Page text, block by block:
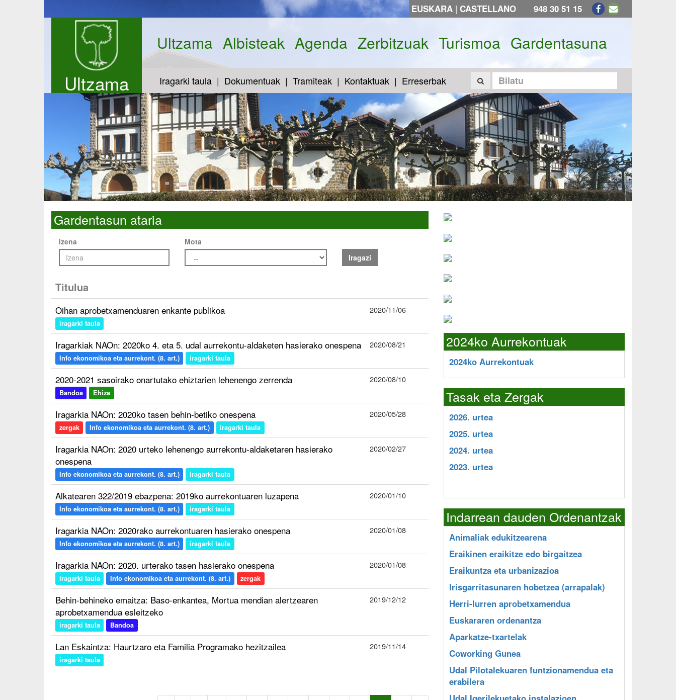
EUSKARA | CASTELLANO 948 30 51 15
Ultzama
Ultzama Albisteak Agenda Zerbitzuak Turismoa Gardentasuna
Iragarki taula Dokumentuak Tramiteak Kontaktuak Erreserbak
Gardentasun ataria
Izena
Mota
Iragazi
Titulua
Oihan aprobetxamenduaren enkante publikoa
iragarki taula
2020/11/06
Iragarkiak NAOn: 2020ko 4. eta 5. udal aurrekontu-aldaketen hasierako onespena
Info ekonomikoa eta aurrekont. (8. art.) iragarki taula
2020/08/21
2020-2021 sasoirako onartutako ehiztarien lehenengo zerrenda
Bandoa Ehiza
2020/08/10
Iragarkia NAOn: 2020ko tasen behin-betiko onespena
zergak Info ekonomikoa eta aurrekont. (8. art.) iragarki taula
2020/05/28
Iragarkia NAOn: 2020 urteko lehenengo aurrekontu-aldaketaren hasierako
onespena
Info ekonomikoa eta aurrekont. (8. art.) iragarki taula
2020/02/27
Alkatearen 322/2019 ebazpena: 2019ko aurrekontuaren luzapena
Info ekonomikoa eta aurrekont. (8. art.) iragarki taula
2020/01/10
Iragarkia NAOn: 2020rako aurrekontuaren hasierako onespena
Info ekonomikoa eta aurrekont. (8. art.) iragarki taula
2020/01/08
Iragarkia NAOn: 2020. urterako tasen hasierako onespena
iragarki taula Info ekonomikoa eta aurrekont. (8. art.) zergak
2020/01/08
Behin-behineko emaitza: Baso-enkantea, Mortua mendian alertzearen
aprobetxamendua esleitzeko
iragarki taula Bandoa
2019/12/12
Lan Eskaintza: Haurtzaro eta Familia Programako hezitzailea
iragarki taula
2019/11/14
2024ko Aurrekontuak
2024ko Aurrekontuak
Tasak eta Zergak
2026. urtea
2025. urtea
2024. urtea
2023. urtea
Indarrean dauden Ordenantzak
Animaliak edukitzearena
Eraikinen eraikitze edo birgaitzea
Eraikuntza eta urbanizazioa
Irisgarritasunaren hobetzea (arrapalak)
Herri-lurren aprobetxamendua
Euskararen ordenantza
Aparkatze-txartelak
Coworking Gunea
Udal Pilotalekuaren funtzionamendua eta
erabilera